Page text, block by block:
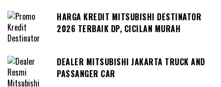
HARGA KREDIT MITSUBISHI DESTINATOR
2026 TERBAIK DP, CICILAN MURAH
DEALER MITSUBISHI JAKARTA TRUCK AND
PASSANGER CAR